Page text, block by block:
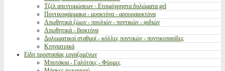
Τζέλ απεντομώσεων - Ετοιμόχρηστα δολώματα gel
Ποντικοφάρμακα - μυοκτόνα - αρουραιοκτόνα
Απωθητικά ζώων - πουλιών - ποντικών - φιδιών
Απωθητικά - βιοκτόνα
Δολωματικοί σταθμοί - κόλλες ποντικών - ποντικοπαγίδες
Κτηνιατρικά
Είδη προστασίας εργαζομένων
Μποτάκια - Γαλότσες - Φόρμες